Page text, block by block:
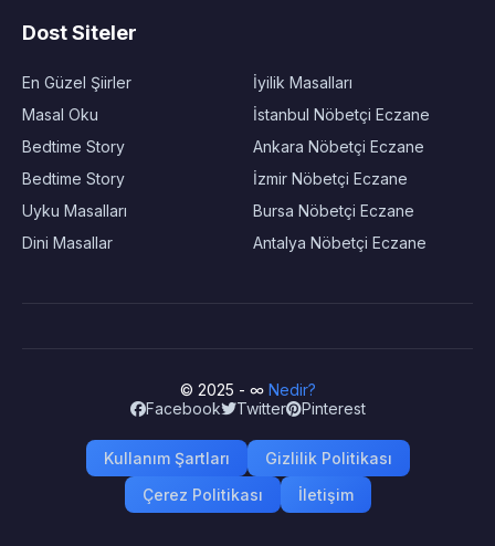
Dost Siteler
En Güzel Şiirler
Masal Oku
Bedtime Story
Bedtime Story
Uyku Masalları
Dini Masallar
İyilik Masalları
İstanbul Nöbetçi Eczane
Ankara Nöbetçi Eczane
İzmir Nöbetçi Eczane
Bursa Nöbetçi Eczane
Antalya Nöbetçi Eczane
© 2025 - ∞ Nedir?
Facebook
Twitter Pinterest
Kullanım Şartları
Gizlilik Politikası
Çerez Politikası
İletişim